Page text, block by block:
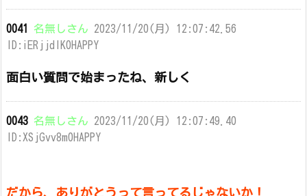
0041 名無しさん 2023/11/20(月) 12:07:42.56
ID:iERjjdlK0HAPPY
面白い質問で始まったね、新しく
0043 名無しさん 2023/11/20(月) 12:07:49.40
ID:XSjGvv8m0HAPPY
だから、ありがとうって言ってるじゃないか！